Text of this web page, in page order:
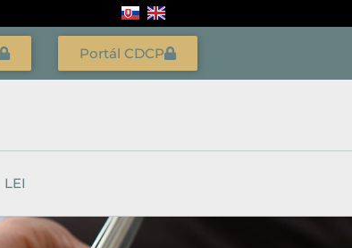
Portál CDCP
LEI